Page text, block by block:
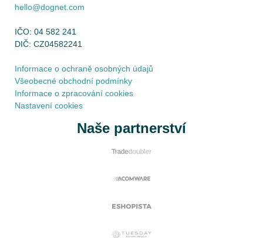
hello@dognet.com
IČO: 04 582 241
DIČ: CZ04582241
Informace o ochraně osobných údajů
Všeobecné obchodní podmínky
Informace o zpracování cookies
Nastavení cookies
Naše partnerství